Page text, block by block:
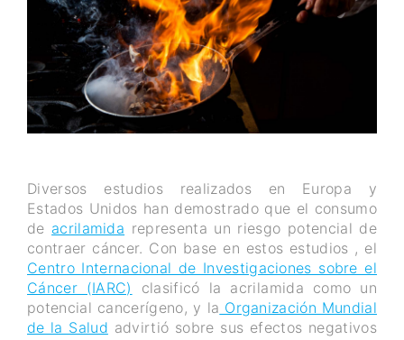
Diversos estudios realizados en Europa y
Estados Unidos han demostrado que el consumo
de acrilamida representa un riesgo potencial de
contraer cáncer. Con base en estos estudios , el
Centro Internacional de Investigaciones sobre el
Cáncer (IARC)
clasificó la acrilamida como un
potencial cancerígeno, y la Organización Mundial
de la Salud advirtió sobre sus efectos negativos